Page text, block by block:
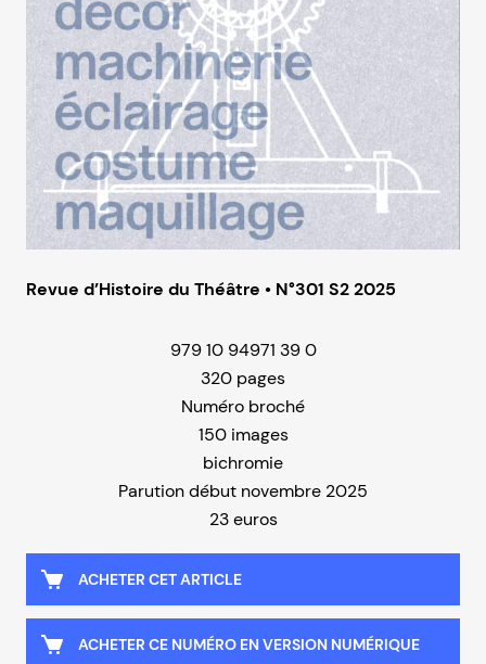
Revue d’Histoire du Théâtre • N°301 S2 2025
979 10 94971 39 0
320 pages
Numéro broché
150 images
bichromie
Parution début novembre 2025
23 euros
ACHETER CET ARTICLE
ACHETER CE NUMÉRO EN VERSION NUMÉRIQUE